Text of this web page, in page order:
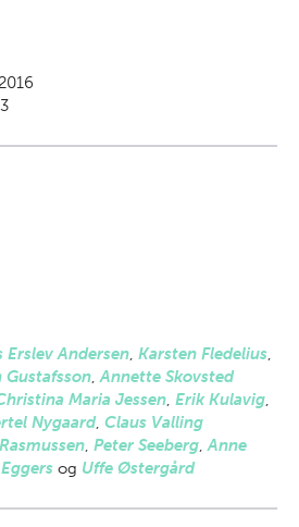
Erslev Andersen, Karsten Fledelius,
Gustafsson,Annette Skovsted
Maria Jessen, Erik Kulavig,
Nygaard, Claus Valling
, Peter Seeberg,Anne
og Uffe Østergård